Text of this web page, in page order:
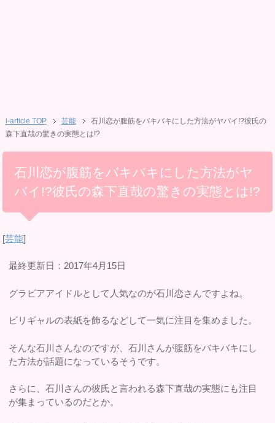
i-article TOP 芸能
石川恋が腹筋をバキバキにした方法がヤバイ!?彼氏の
森下直哉の驚きの実態とは!?
石川恋が腹筋をバキバキにした方法がヤ
バイ!?彼氏の森下直哉の驚きの実態とは!?
[芸能]
最終更新日：2017年4月15日
グラビアアイドルとして人気なのが石川恋さんですよね。
ビリギャルの表紙を飾るなどして一気に注目を集めました。
そんな石川さんなのですが、石川さんが腹筋をバキバキにし
た方法が話題になっているそうです。
さらに、石川さんの彼氏と言われる森下直哉の実態にも注目
が集まっているのだとか。